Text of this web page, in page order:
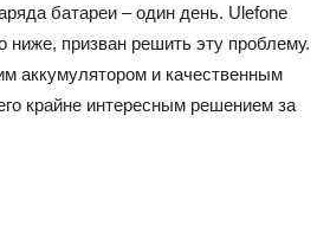
батареи – один день. Ulefone
ниже, призван решить эту проблему.
аккумулятором и качественным
крайне интересным решением за